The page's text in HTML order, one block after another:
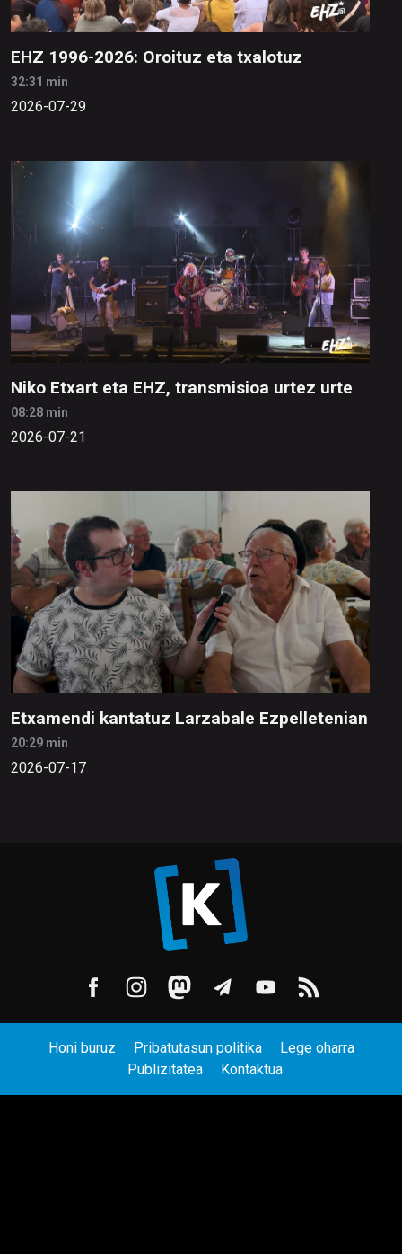
EHZ 1996-2026: Oroituz eta txalotuz
32:31 min
2026-07-29
Niko Etxart eta EHZ, transmisioa urtez urte
08:28 min
2026-07-21
Etxamendi kantatuz Larzabale Ezpelletenian
20:29 min
2026-07-17
Honi buruz Pribatutasun politika
Lege oharra
Publizitatea
Kontaktua